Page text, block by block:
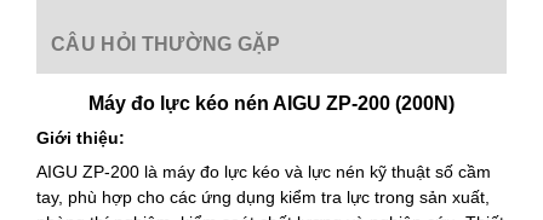
CÂU HỎI THƯỜNG GẶP
Máy đo lực kéo nén AIGU ZP-200 (200N)
Giới thiệu:
AIGU ZP-200 là máy đo lực kéo và lực nén kỹ thuật số cầm
tay, phù hợp cho các ứng dụng kiểm tra lực trong sản xuất,